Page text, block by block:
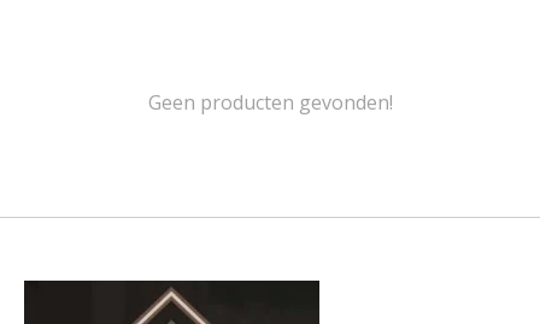
Geen producten gevonden!